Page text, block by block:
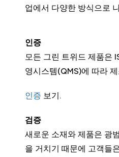
업에서 다양한 방식으로
인증
모든 그린 트위드 제품은
영시스템(QMS)에 따라
인증 보기.
검증
새로운 소재와 제품은 광
을 거치기 때문에 고객들